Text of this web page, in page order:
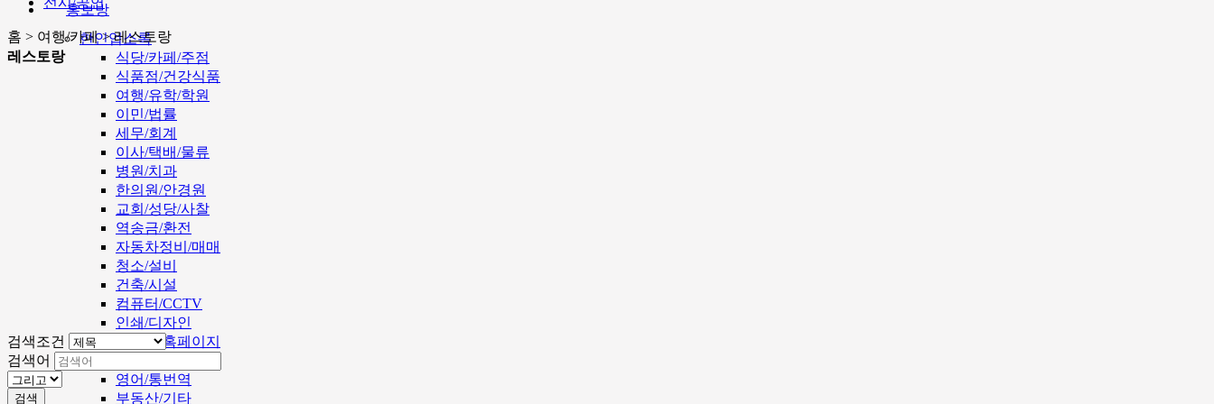
홍보방
한인업소록
식당/카페/주점
식품점/건강식품
여행/유학/학원
이민/법률
세무/회계
이사/택배/물류
병원/치과
한의원/안경원
교회/성당/사찰
역송금/환전
자동차정비/매매
청소/설비
건축/시설
컴퓨터/CCTV
인쇄/디자인
인터넷/홈페이지
영어/통번역
부동산/기타
홈 > 여행/카페 > 레스토랑
레스토랑
검색조건
검색어
검색